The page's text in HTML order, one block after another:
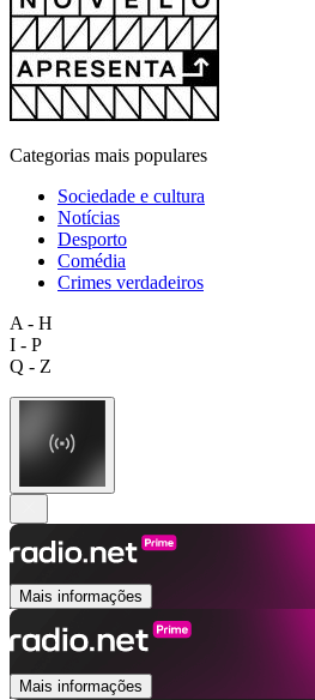
Categorias mais populares
Sociedade e cultura
Notícias
Desporto
Comédia
Crimes verdadeiros
A - H
I - P
Q - Z
Mais informações
Mais informações